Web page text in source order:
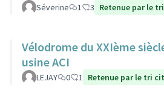
Séverine 1 3 Retenue par le
Vélodrome du XXIème
usine ACI
LEJAY 0 1 Retenue par le tri